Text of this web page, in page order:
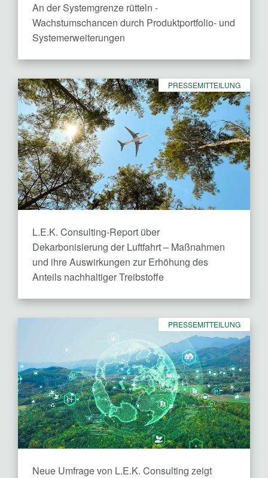
An der Systemgrenze rütteln -
Wachstumschancen durch Produktportfolio- und
Systemerweiterungen
PRESSEMITTEILUNG
L.E.K. Consulting-Report über
Dekarbonisierung der Luftfahrt – Maßnahmen
und ihre Auswirkungen zur Erhöhung des
Anteils nachhaltiger Treibstoffe
PRESSEMITTEILUNG
Neue Umfrage von L.E.K. Consulting zeigt